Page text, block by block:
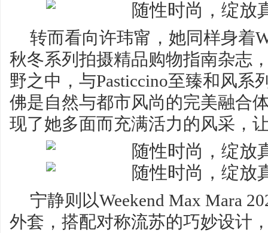
转而看向许玮甯，她同样身着
秋冬系列拍摄精品购物指南杂志
野之中，与Pasticcino至臻和风系
佛是自然与都市风尚的完美融合
现了她多面而充满活力的风采，
宁静则以Weekend Max Mara
外套，搭配对称流苏的巧妙设计